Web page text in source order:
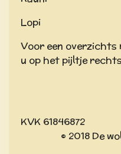
Lopi
Voor een overzichts
u op het pijltje
KVK 61846872
© 2018 De